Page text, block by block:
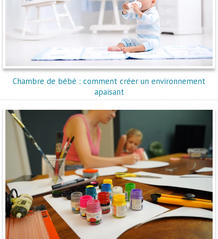
Chambre de bébé : comment créer un environnement
apaisant